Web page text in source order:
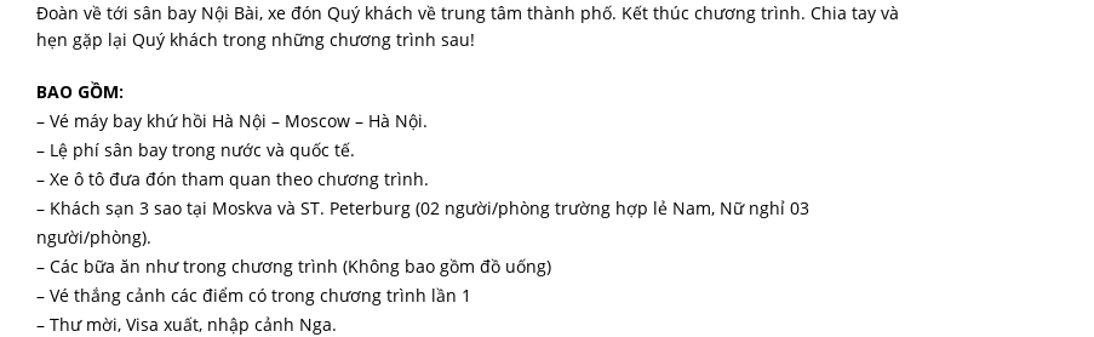
Đoàn về tới sân bay Nội Bài, xe đón Quý khách về trung tâm thành phố. Kết thúc chương trình. Chia tay và
hẹn gặp lại Quý khách trong những chương trình sau!
BAO GỒM:
– Vé máy bay khứ hồi Hà Nội – Moscow – Hà Nội.
– Lệ phí sân bay trong nước và quốc tế.
– Xe ô tô đưa đón tham quan theo chương trình.
– Khách sạn 3 sao tại Moskva và ST. Peterburg (02 người/phòng trường hợp lẻ Nam, Nữ nghỉ 03
người/phòng).
– Các bữa ăn như trong chương trình (Không bao gồm đồ uống)
– Vé thắng cảnh các điểm có trong chương trình lần 1
– Thư mời, Visa xuất, nhập cảnh Nga.